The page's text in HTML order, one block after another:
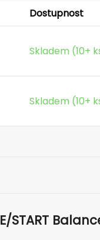
Dostupnost
Skladem (10+
Skladem (10+
START